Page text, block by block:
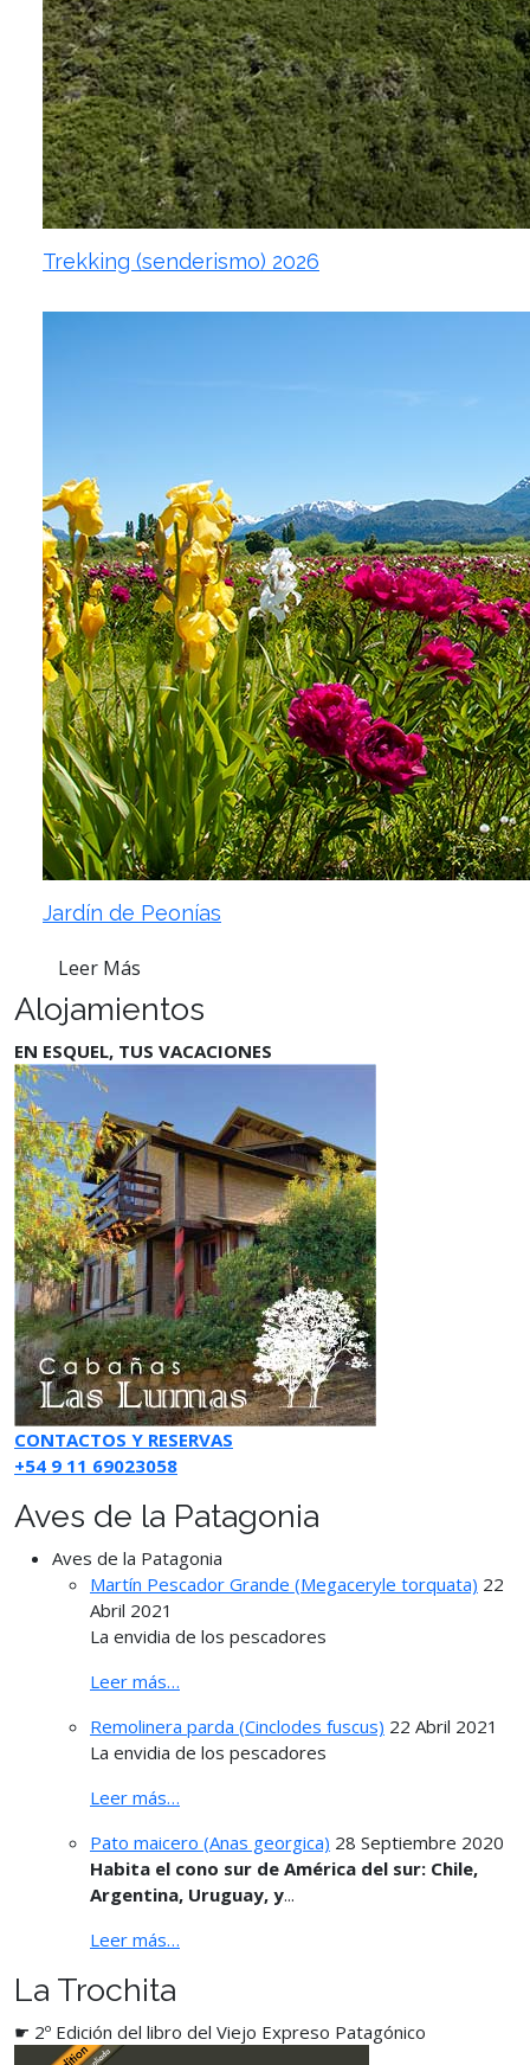
Trekking (senderismo) 2026
Jardín de Peonías
Leer Más
Alojamientos
EN ESQUEL, TUS VACACIONES
CONTACTOS Y RESERVAS
+54 9 11 69023058
Aves de la Patagonia
Aves de la Patagonia
Martín Pescador Grande (Megaceryle torquata) 22
Abril 2021
La envidia de los pescadores
Leer más…
Remolinera parda (Cinclodes fuscus) 22 Abril 2021
La envidia de los pescadores
Leer más…
Pato maicero (Anas georgica) 28 Septiembre 2020
Habita el cono sur de América del sur: Chile,
Argentina, Uruguay, y...
Leer más…
La Trochita
☛ 2º Edición del libro del Viejo Expreso Patagónico